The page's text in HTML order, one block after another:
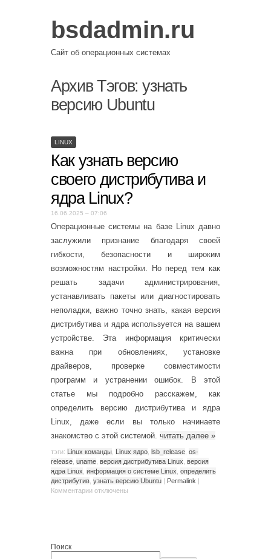
bsdadmin.ru
Сайт об операционных системах
Архив Тэгов:узнать
версию Ubuntu
LINUX
Как узнать версию
своего дистрибутива и
ядра Linux?
16.06.2025 – 07:06
Операционные системы на базе Linux давно
заслужили признание благодаря своей
гибкости, безопасности и широким
возможностям настройки. Но перед тем как
решать задачи администрирования,
устанавливать пакеты или диагностировать
неполадки, важно точно знать, какая версия
дистрибутива и ядра используется на вашем
устройстве. Эта информация критически
важна при обновлениях, установке
драйверов, проверке совместимости
программ и устранении ошибок. В этой
статье мы подробно расскажем, как
определить версию дистрибутива и ядра
Linux, даже если вы только начинаете
знакомство с этой системой. читать далее »
тэги: Linux команды Linux ядро lsb_release os-
release uname версия дистрибутива Linux версия
ядра Linux информация о системе Linux определить
дистрибутив узнать версию Ubuntu | Permalink |
Комментарии отключены
Поиск